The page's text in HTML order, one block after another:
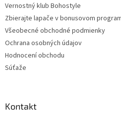
Vernostný klub Bohostyle
Zbierajte lapače v bonusovom
Všeobecné obchodné podmienky
Ochrana osobných údajov
Hodnocení obchodu
Súťaže
Kontakt